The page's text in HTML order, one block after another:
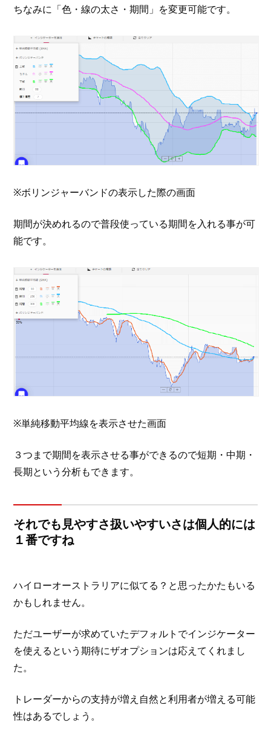
ちなみに「色・線の太さ・期間」を変更可能です。
※ボリンジャーバンドの表示した際の画面
期間が決めれるので普段使っている期間を入れる事が可
能です。
※単純移動平均線を表示させた画面
３つまで期間を表示させる事ができるので短期・中期・
長期という分析もできます。
それでも見やすさ扱いやすいさは個人的には
１番ですね
ハイローオーストラリアに似てる？と思ったかたもいる
かもしれません。
ただユーザーが求めていたデフォルトでインジケーター
を使えるという期待にザオプションは応えてくれまし
た。
トレーダーからの支持が増え自然と利用者が増える可能
性はあるでしょう。